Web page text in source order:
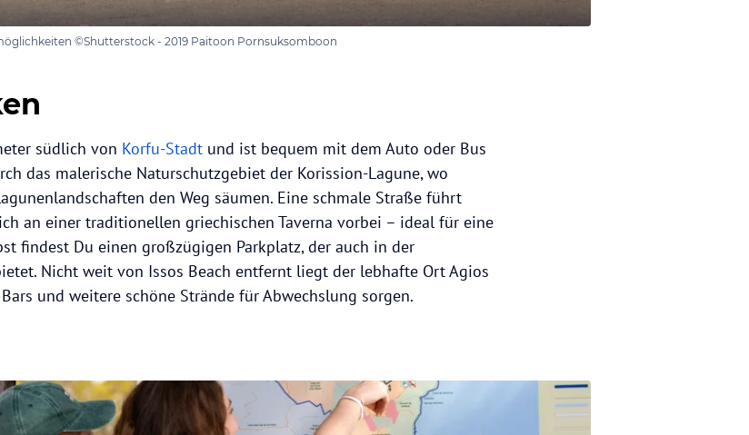
©Shutterstock - 2019 Paitoon Pornsuksomboon
südlich von Korfu-Stadt und ist bequem mit dem Auto oder Bus
das malerische Naturschutzgebiet der Korission-Lagune, wo
den Weg säumen. Eine schmale Straße führt
an einer traditionellen griechischen Taverna vorbei – ideal für eine
findest Du einen großzügigen Parkplatz, der auch in der
Nicht weit von Issos Beach entfernt liegt der lebhafte Ort Agios
und weitere schöne Strände für Abwechslung sorgen.